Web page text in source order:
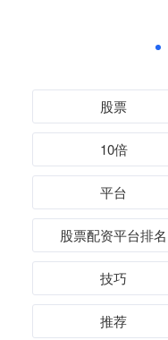
股票
10倍
平台
股票配资平台排名
技巧
推荐